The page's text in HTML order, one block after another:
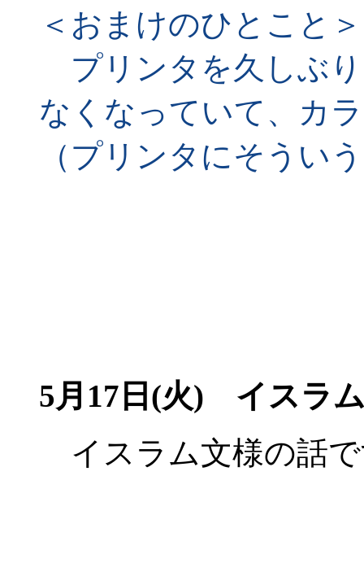
＜おまけのひとこと＞
プリンタを久しぶ
なくなっていて、カ
（プリンタにそうい
5月17日(火) イスラム
イスラム文様の話